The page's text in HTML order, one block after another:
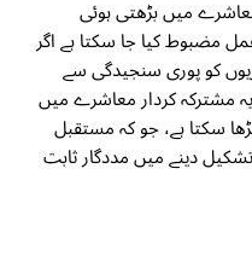
معاشرے میں بڑھتی ہوئی
مضبوط کیا جا سکتا ہے اگر
کو پوری سنجیدگی سے
یہ مشترکہ کردار معاشرے میں
سکتا ہے، جو کہ مستقبل
دینے میں مددگار ثابت